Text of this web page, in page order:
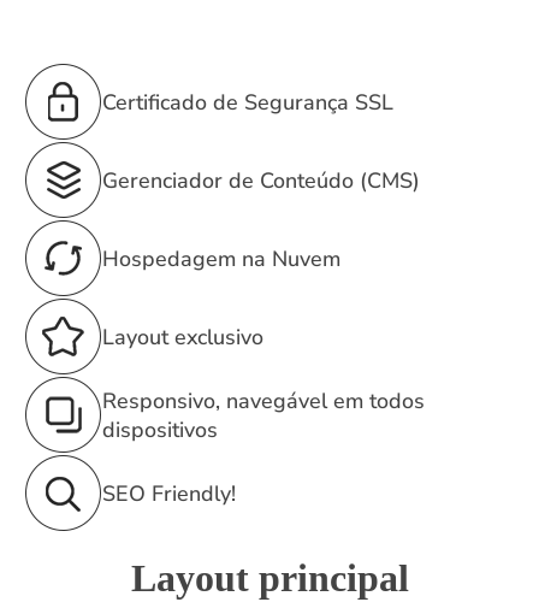
Certificado de Segurança SSL
Gerenciador de Conteúdo (CMS)
Hospedagem na Nuvem
Layout exclusivo
Responsivo, navegável em todos
dispositivos
SEO Friendly!
Layout principal